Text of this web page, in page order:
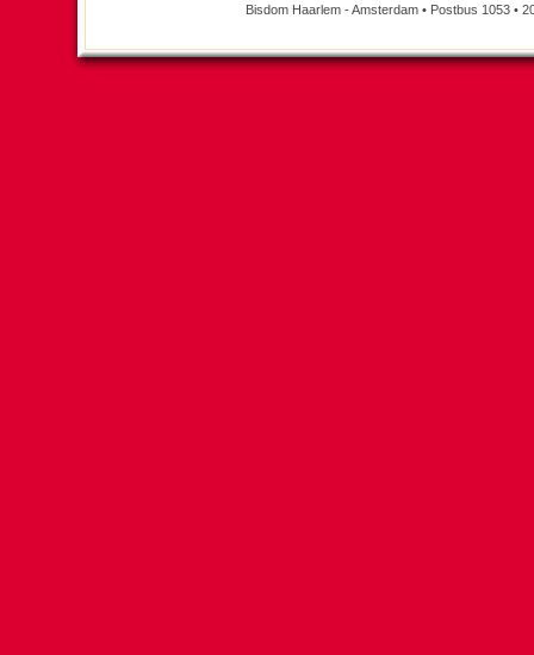
Bisdom Haarlem - Amsterdam • Postbus 1053 •